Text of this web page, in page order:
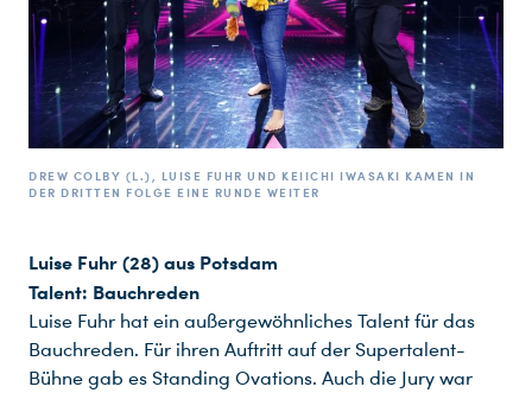
DREW COLBY (L.), LUISE FUHR UND KEIICHI IWASAKI KAMEN IN
DER DRITTEN FOLGE EINE RUNDE WEITER
Luise Fuhr (28) aus Potsdam
Talent: Bauchreden
Luise Fuhr hat ein außergewöhnliches Talent für das
Bauchreden. Für ihren Auftritt auf der Supertalent-
Bühne gab es Standing Ovations. Auch die Jury war